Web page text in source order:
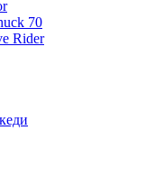
70
Rider